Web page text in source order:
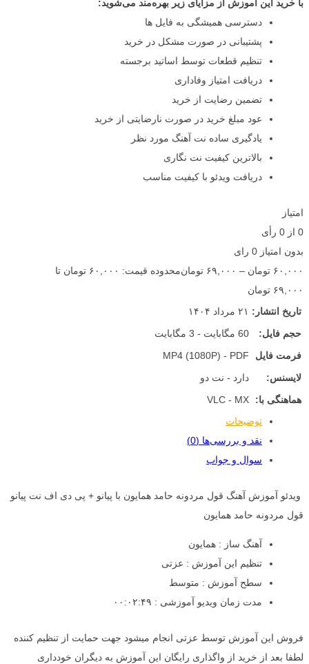
با خرید این آموزش از مزایای زیر بهره‌مند می‌شوید:
دسترسی همیشگی به فایل ها
پشتیبانی در صورت مشکل در خرید
تنظیم قطعات توسط اساتید برجسته
دریافت امتیاز وفاداری
تضمین رضایت از خرید
عود مبلغ خرید در صورت نارضایتی از خرید
یادگیری ساده نت آهنگ مورد نظر
بالاترین کیفیت نت نگاری
دریافت ویدئو با کیفیت مناسب
امتیاز
0 از 0 رأی
بدون امتیاز 0 رای
۶۰,۰۰۰ تومان – ۶۹,۰۰۰ تومان
محدوده قیمت: ۶۰,۰۰۰ تومان تا
۶۹,۰۰۰ تومان
تاریخ انتشار: ۲۱ مرداد ۱۴۰۴
حجم فایل:
60 مگابایت - 3 مگابایت
فرمت فایل
MP4 (1080P) - PDF
لایسنس:
دارد - نت دو
هماهنگی با:
VLC - MX
توضیحات
نقد و بررسی‌ها (0)
سوال و جواب
ویدئو آموزش آهنگ قول مردونه حامد همایون با پیانو + پی دی اف نت پیانو
قول مردونه حامد همایون
آهنگ ساز : همایون
تنظیم این آموزش : عزتی
سطح آموزش : متوسط
مدت زمان ویدیو آموزشی : ۰۰:۰۲:۴۹
فروش این آموزش توسط عزتی انجام میشود جهت حمایت از تنظیم کننده
لطفا بعد از خرید از واگذاری رایگان این آموزش به دیگران خودداری